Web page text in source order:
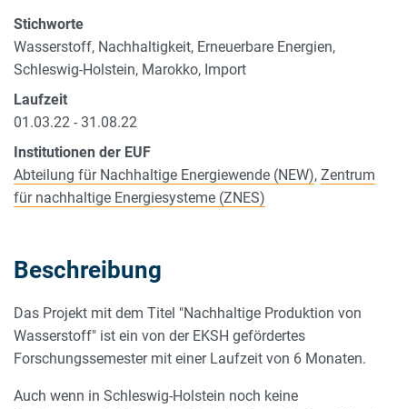
Stichworte
Wasserstoff, Nachhaltigkeit, Erneuerbare Energien,
Schleswig-Holstein, Marokko, Import
Laufzeit
01.03.22 - 31.08.22
Institutionen der EUF
Abteilung für Nachhaltige Energiewende (NEW), Zentrum
für nachhaltige Energiesysteme (ZNES)
Beschreibung
Das Projekt mit dem Titel "Nachhaltige Produktion von
Wasserstoff" ist ein von der EKSH gefördertes
Forschungssemester mit einer Laufzeit von 6 Monaten.
Auch wenn in Schleswig-Holstein noch keine